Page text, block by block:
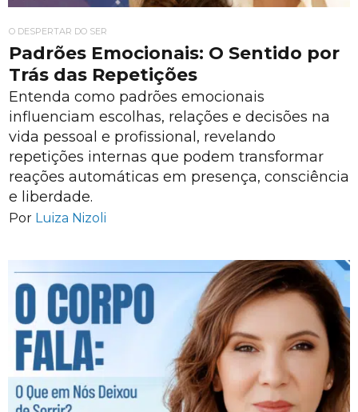
O DESPERTAR DO SER
Padrões Emocionais: O Sentido por
Trás das Repetições
Entenda como padrões emocionais
influenciam escolhas, relações e decisões na
vida pessoal e profissional, revelando
repetições internas que podem transformar
reações automáticas em presença, consciência
e liberdade.
Por Luiza Nizoli